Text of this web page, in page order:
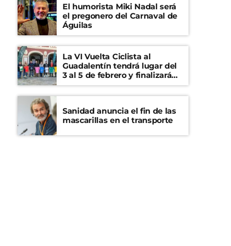
El humorista Miki Nadal será
el pregonero del Carnaval de
Águilas
La VI Vuelta Ciclista al
Guadalentín tendrá lugar del
3 al 5 de febrero y finalizará
en el Castillo de Lorca
Sanidad anuncia el fin de las
mascarillas en el transporte